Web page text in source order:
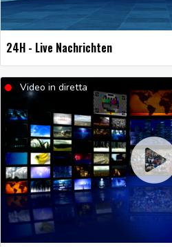
24H - Live Nachrichten
Video in diretta